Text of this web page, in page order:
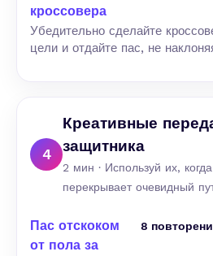
кроссовера
Убедительно сделайте
цели и отдайте пас, не
4
Креативные
защитника
2 мин · Используй их,
перекрывает очевидный
Пас отскоком
от пола за
8